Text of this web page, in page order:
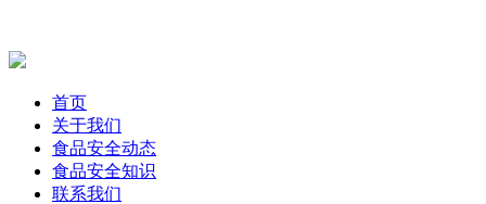
首页
关于我们
食品安全动态
食品安全知识
联系我们